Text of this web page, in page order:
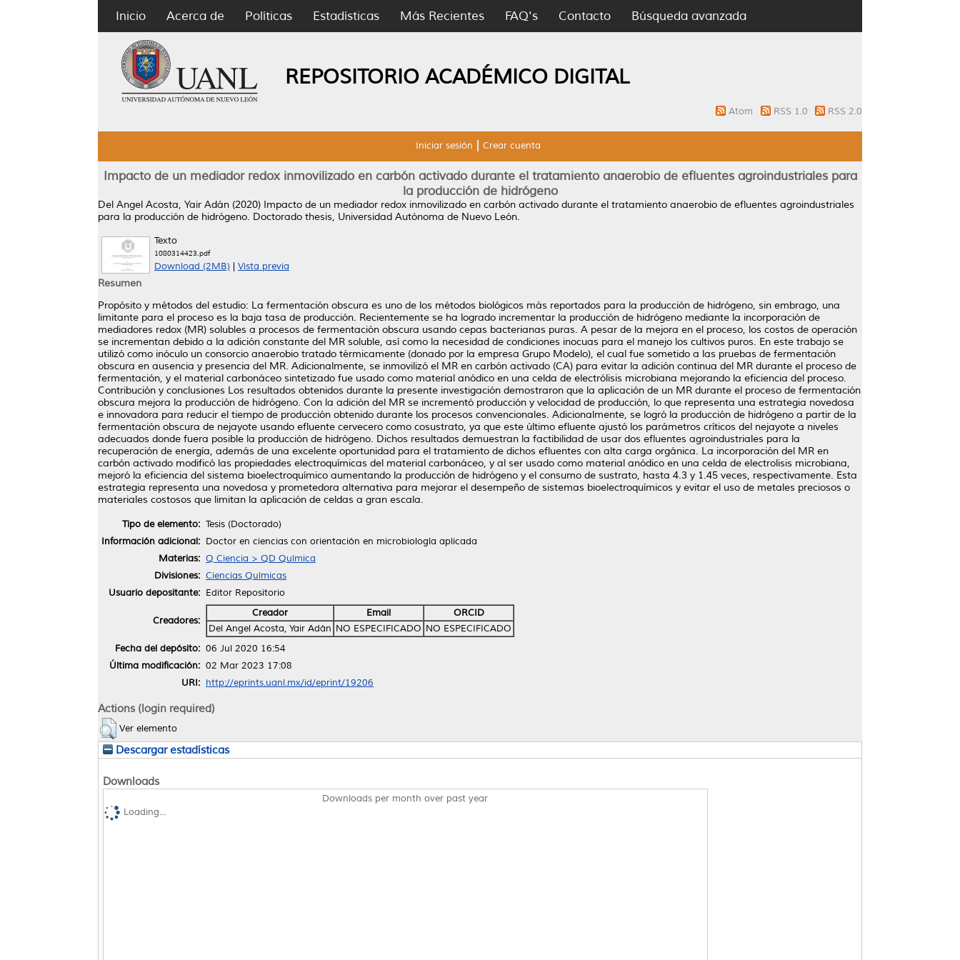
Inicio Acerca de Políticas Estadísticas Más Recientes FAQ's Contacto Búsqueda avanzada
REPOSITORIO ACADÉMICO DIGITAL
Atom RSS 1.0 RSS 2.0
Iniciar sesión Crear cuenta
Impacto de un mediador redox inmovilizado en carbón activado durante el tratamiento anaerobio de efluentes agroindustriales para
la producción de hidrógeno
Del Angel Acosta, Yair Adán (2020) Impacto de un mediador redox inmovilizado en carbón activado durante el tratamiento anaerobio de efluentes agroindustriales
para la producción de hidrógeno. Doctorado thesis, Universidad Autónoma de Nuevo León.
Texto
1080314423.pdf
Download (2MB) Vista previa
Resumen
Propósito y métodos del estudio: La fermentación obscura es uno de los métodos biológicos más reportados para la producción de hidrógeno, sin embrago, una
limitante para el proceso es la baja tasa de producción. Recientemente se ha logrado incrementar la producción de hidrógeno mediante la incorporación de
mediadores redox (MR) solubles a procesos de fermentación obscura usando cepas bacterianas puras. A pesar de la mejora en el proceso, los costos de operación
se incrementan debido a la adición constante del MR soluble, así como la necesidad de condiciones inocuas para el manejo los cultivos puros. En este trabajo se
utilizó como inóculo un consorcio anaerobio tratado térmicamente (donado por la empresa Grupo Modelo), el cual fue sometido a las pruebas de fermentación
obscura en ausencia y presencia del MR. Adicionalmente, se inmovilizó el MR en carbón activado (CA) para evitar la adición continua del MR durante el proceso de
fermentación, y el material carbonáceo sintetizado fue usado como material anódico en una celda de electrólisis microbiana mejorando la eficiencia del proceso.
Contribución y conclusiones Los resultados obtenidos durante la presente investigación demostraron que la aplicación de un MR durante el proceso de fermentación
obscura mejora la producción de hidrógeno. Con la adición del MR se incrementó producción y velocidad de producción, lo que representa una estrategia novedosa
e innovadora para reducir el tiempo de producción obtenido durante los procesos convencionales. Adicionalmente, se logró la producción de hidrógeno a partir de la
fermentación obscura de nejayote usando efluente cervecero como cosustrato, ya que este último efluente ajustó los parámetros críticos del nejayote a niveles
adecuados donde fuera posible la producción de hidrógeno. Dichos resultados demuestran la factibilidad de usar dos efluentes agroindustriales para la
recuperación de energía, además de una excelente oportunidad para el tratamiento de dichos efluentes con alta carga orgánica. La incorporación del MR en
carbón activado modificó las propiedades electroquímicas del material carbonáceo, y al ser usado como material anódico en una celda de electrolisis microbiana,
mejoró la eficiencia del sistema bioelectroquímico aumentando la producción de hidrógeno y el consumo de sustrato, hasta 4.3 y 1.45 veces, respectivamente. Esta
estrategia representa una novedosa y prometedora alternativa para mejorar el desempeño de sistemas bioelectroquímicos y evitar el uso de metales preciosos o
materiales costosos que limitan la aplicación de celdas a gran escala.
Tipo de elemento: Tesis (Doctorado)
Información adicional: Doctor en ciencias con orientación en microbiología aplicada
Materias: Q Ciencia > QD Química
Divisiones: Ciencias Químicas
Usuario depositante: Editor Repositorio
Creadores:
Creador Email
ORCID
Del Angel Acosta, Yair Adán NO ESPECIFICADO NO ESPECIFICADO
Fecha del depósito: 06 Jul 2020 16:54
Última modificación: 02 Mar 2023 17:08
URI: http://eprints.uanl.mx/id/eprint/19206
Actions (login required)
Ver elemento
Descargar estadísticas
Downloads
Downloads per month over past year
Loading...